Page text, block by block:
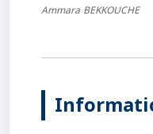
Ammara BEKKOUCHE